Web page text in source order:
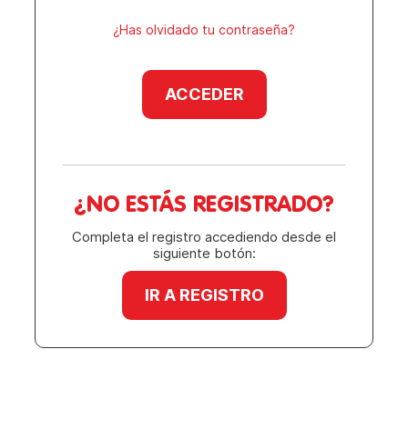
¿Has olvidado tu contraseña?
ACCEDER
¿NO ESTÁS REGISTRADO?
Completa el registro accediendo desde el
siguiente botón:
IR A REGISTRO